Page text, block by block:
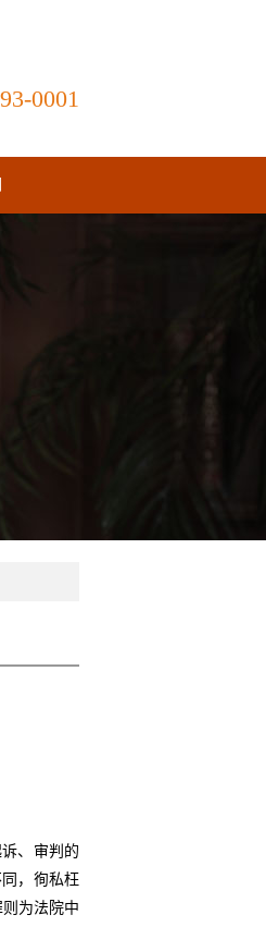
0001
、审判的
，徇私枉
为法院中